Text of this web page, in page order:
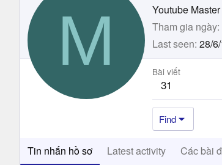
M
Youtube
Tham gia ngày
Last seen 28/
Bài viết
31
Find
Tin nhắn hồ sơ Latest activity Các bài